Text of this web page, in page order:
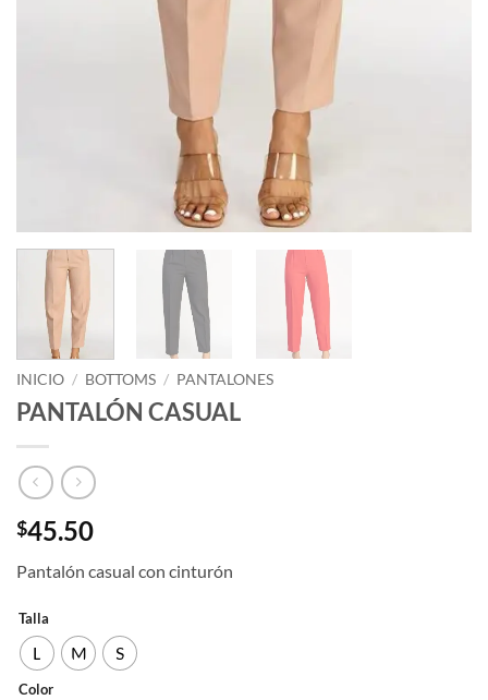
INICIO / BOTTOMS / PANTALONES
PANTALÓN CASUAL
$45.50
Pantalón casual con cinturón
Talla
L M S
Color